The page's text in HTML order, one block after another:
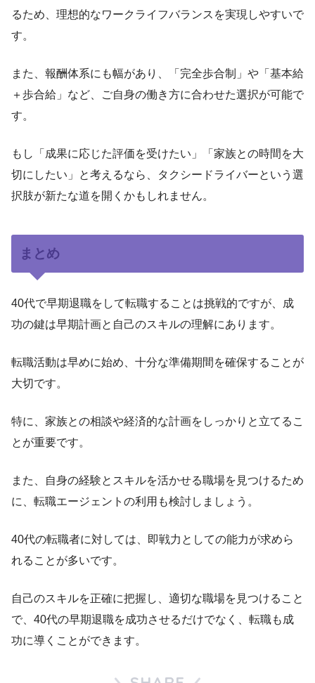
るため、理想的なワークライフバランスを実現しやすいで
す。
また、報酬体系にも幅があり、「完全歩合制」や「基本給
＋歩合給」など、ご自身の働き方に合わせた選択が可能で
す。
もし「成果に応じた評価を受けたい」「家族との時間を大
切にしたい」と考えるなら、タクシードライバーという選
択肢が新たな道を開くかもしれません。
まとめ
40代で早期退職をして転職することは挑戦的ですが、成
功の鍵は早期計画と自己のスキルの理解にあります。
転職活動は早めに始め、十分な準備期間を確保することが
大切です。
特に、家族との相談や経済的な計画をしっかりと立てるこ
とが重要です。
また、自身の経験とスキルを活かせる職場を見つけるため
に、転職エージェントの利用も検討しましょう。
40代の転職者に対しては、即戦力としての能力が求めら
れることが多いです。
自己のスキルを正確に把握し、適切な職場を見つけること
で、40代の早期退職を成功させるだけでなく、転職も成
功に導くことができます。